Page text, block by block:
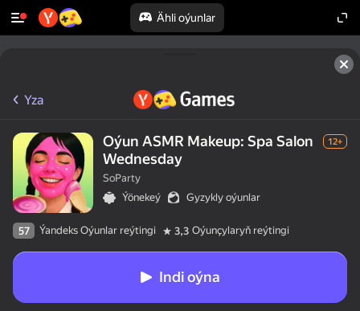
Ähli oýunlar
Yza
Oýun ASMR Makeup: Spa Salon
Wednesday
12+
SoParty
Ýönekeý
Gyzykly oýunlar
57 Ýandeks Oýunlar reýtingi 3,3 Oýunçylaryň reýtingi
Indi oýna